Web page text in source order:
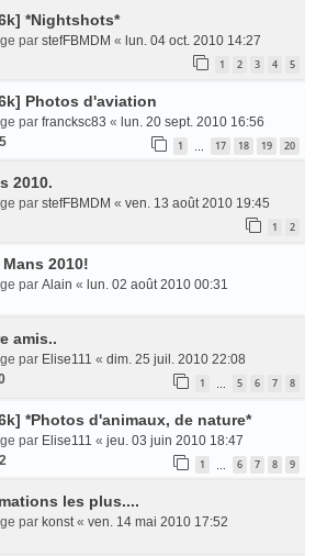
*Nightshots*
par stefFBMDM « lun. 04 oct. 2010 14:27
1 2 3 4 5
Photos d'aviation
par francksc83 « lun. 20 sept. 2010 16:56
1 17 18 19 20
2010.
par stefFBMDM « ven. 13 août 2010 19:45
1 2
2010!
par Alain « lun. 02 août 2010 00:31
amis..
par Elise111 « dim. 25 juil. 2010 22:08
1 5 6 7 8
*Photos d'animaux, de nature*
par Elise111 « jeu. 03 juin 2010 18:47
1 6 7 8 9
les plus....
par konst« ven. 14 mai 2010 17:52